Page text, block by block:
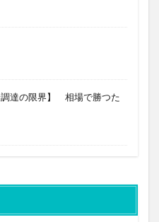
調達の限界】 相場で勝つた